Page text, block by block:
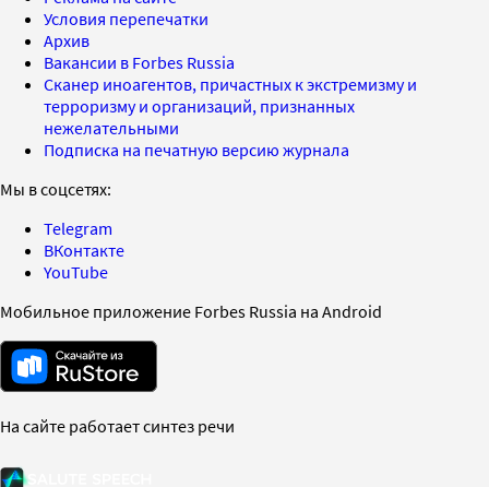
Условия перепечатки
Архив
Вакансии в Forbes Russia
Сканер иноагентов, причастных к экстремизму и
терроризму и организаций, признанных
нежелательными
Подписка на печатную версию журнала
Мы в соцсетях:
Telegram
ВКонтакте
YouTube
Мобильное приложение Forbes Russia на Android
На сайте работает синтез речи